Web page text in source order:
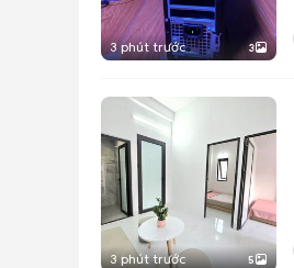
3 phút trước 3
3 phút trước 5